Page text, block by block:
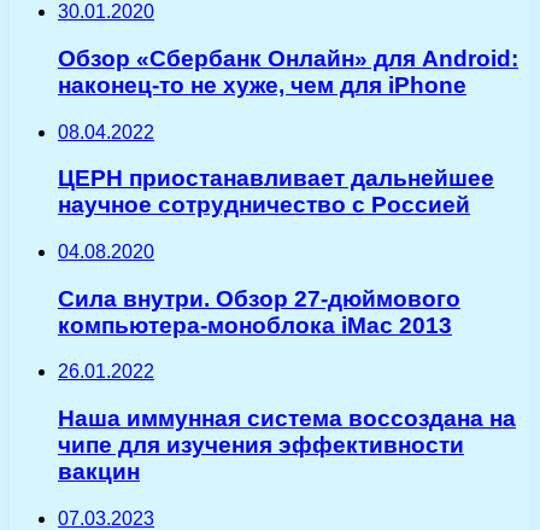
30.01.2020
Обзор «Сбербанк Онлайн» для Android:
наконец-то не хуже, чем для iPhone
08.04.2022
ЦЕРН приостанавливает дальнейшее
научное сотрудничество с Россией
04.08.2020
Сила внутри. Обзор 27-дюймового
компьютера-моноблока iMac 2013
26.01.2022
Наша иммунная система воссоздана на
чипе для изучения эффективности
вакцин
07.03.2023